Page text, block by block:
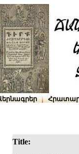
Title: